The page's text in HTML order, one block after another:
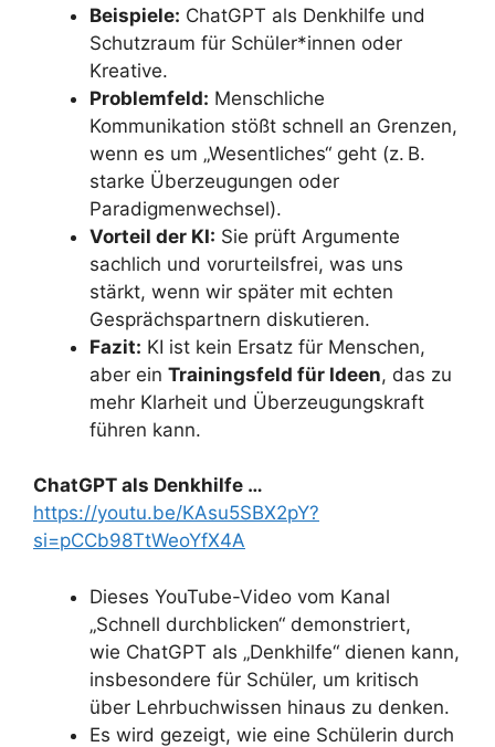
Beispiele: ChatGPT als Denkhilfe und
Schutzraum für Schüler*innen oder
Kreative.
Problemfeld: Menschliche
Kommunikation stößt schnell an Grenzen,
wenn es um „Wesentliches“ geht (z. B.
starke Überzeugungen oder
Paradigmenwechsel).
Vorteil der KI: Sie prüft Argumente
sachlich und vorurteilsfrei, was uns
stärkt, wenn wir später mit echten
Gesprächspartnern diskutieren.
Fazit: KI ist kein Ersatz für Menschen,
aber ein Trainingsfeld für Ideen, das zu
mehr Klarheit und Überzeugungskraft
führen kann.
ChatGPT als Denkhilfe …
https://youtu.be/KAsu5SBX2pY?
si=pCCb98TtWeoYfX4A
Dieses YouTube-Video vom Kanal
„Schnell durchblicken“ demonstriert,
wie ChatGPT als „Denkhilfe“ dienen kann,
insbesondere für Schüler, um kritisch
über Lehrbuchwissen hinaus zu denken.
Es wird gezeigt, wie eine Schülerin durch